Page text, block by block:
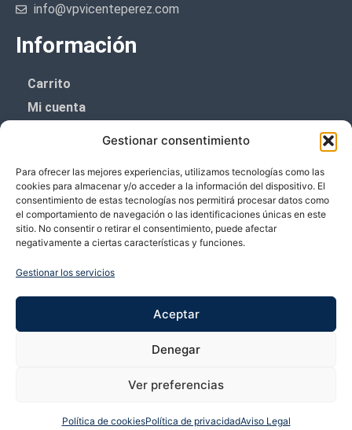
Gestionar consentimiento
Para ofrecer las mejores experiencias, utilizamos tecnologías como las
cookies para almacenar y/o acceder a la información del dispositivo. El
consentimiento de estas tecnologías nos permitirá procesar datos como
el comportamiento de navegación o las identificaciones únicas en este
sitio. No consentir o retirar el consentimiento, puede afectar
negativamente a ciertas características y funciones.
Gestionar los servicios
Aceptar
Denegar
Ver preferencias
Política de cookiesPolítica de privacidadAviso Legal
info@vpvicenteperez.com
Información
Carrito
Mi cuenta
Política de cookies (UE)
Boletín de noticias
¡¡Suscríbete y prometemos no dar mucho el
Te enviaremos sólo cosas importantes.
Copyright © 2026 VP Vicente Perez | Desarrollado por Bubango Networks